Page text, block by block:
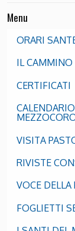
Menu
ORARI
IL
CERTIFICATI
VISITA
RIVISTE
VOCE DELLA
FOGLIETTI